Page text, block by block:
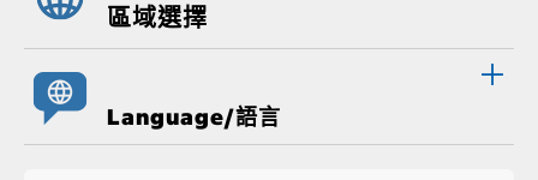
區域選擇
Language/語言